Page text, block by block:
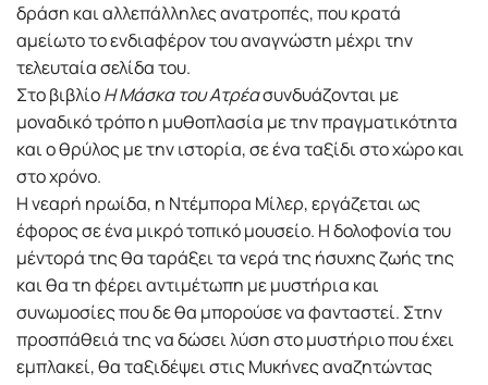
δράση και αλλεπάλληλες ανατροπές, που κρατά
αμείωτο το ενδιαφέρον του αναγνώστη μέχρι την
τελευταία σελίδα του.
Στο βιβλίοH Μάσκα του Ατρέασυνδυάζονται με
μοναδικό τρόπο η μυθοπλασία με την πραγματικότητα
και ο θρύλος με την ιστορία, σε ένα ταξίδι στο χώρο και
στο χρόνο.
Η νεαρή ηρωίδα, η Ντέμπορα Μίλερ, εργάζεται ως
έφορος σε ένα μικρό τοπικό μουσείο. Η δολοφονία του
μέντορά της θα ταράξει τα νερά της ήσυχης ζωής της
και θα τη φέρει αντιμέτωπη με μυστήρια και
συνωμοσίες που δε θα μπορούσε να φανταστεί. Στην
προσπάθειά της να δώσει λύση στο μυστήριο που έχει
εμπλακεί, θα ταξιδέψει στις Μυκήνες αναζητώντας